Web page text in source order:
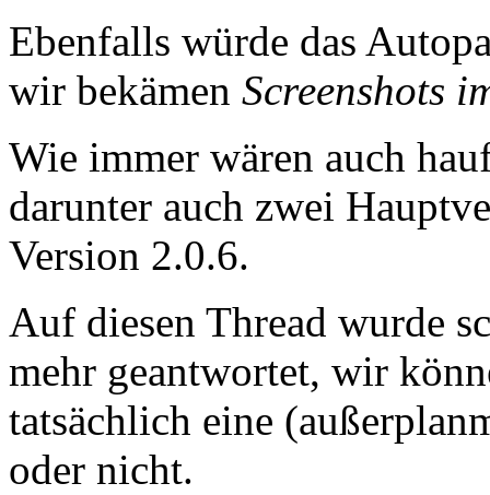
Ebenfalls würde das
wir bekämen Screenshots
Wie immer wären auch
darunter auch zwei
Version 2.0.6.
Auf diesen Thread wurde
mehr geantwortet, wir
tatsächlich eine
oder nicht.